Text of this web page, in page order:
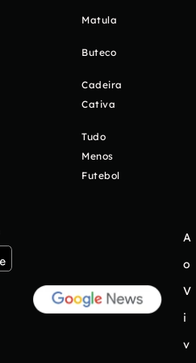
Matula
Buteco
Cadeira
Cativa
Tudo
Menos
Futebol
A
o
V
i
v